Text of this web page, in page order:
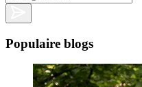
Populaire blogs